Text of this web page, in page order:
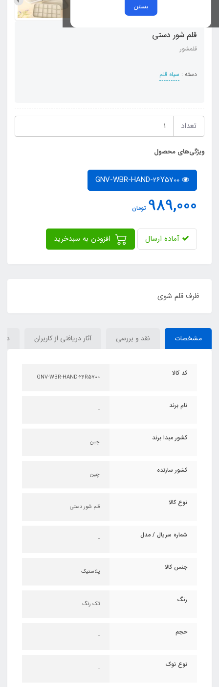
بستن
قلم شور دستی
قلمشور
دسته : سیاه قلم
تعداد
ویژگی‌های محصول
989,000 تومان
آماده ارسال
ظرف قلم شوی
مشخصات نقد و بررسی آثار دریافتی از کاربران
کد کالا GNV-WBR-HAND-26R5700
نام برند -
کشور مبدا برند چین
کشور سازنده چین
نوع کالا قلم شور دستی
شماره سریال / مدل -
جنس کالا پلاستیک
رنگ تک رنگ
حجم -
نوع نوک -